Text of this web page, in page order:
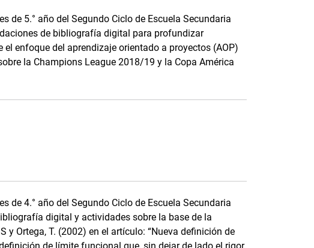
de 5.° año del Segundo Ciclo de Escuela Secundaria
de bibliografía digital para profundizar
enfoque del aprendizaje orientado a proyectos (AOP)
la Champions League 2018/19 y la Copa América
de 4.° año del Segundo Ciclo de Escuela Secundaria
digital y actividades sobre la base de la
y Ortega, T. (2002) en el artículo: “Nueva definición de